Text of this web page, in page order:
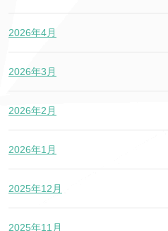
2026年4月
2026年3月
2026年2月
2026年1月
2025年12月
2025年11月